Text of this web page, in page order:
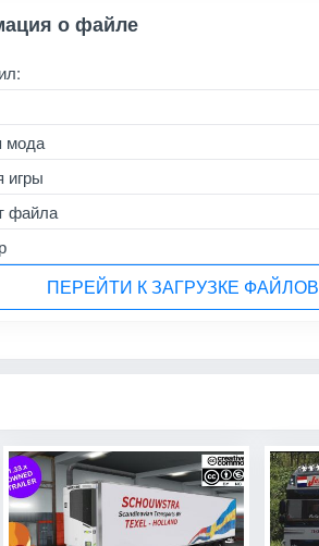
о файле
мода
игры
файла
ПЕРЕЙТИ К ЗАГРУЗКЕ ФАЙЛОВ